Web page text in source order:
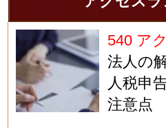
540 ア
法人の
人税申
注意点